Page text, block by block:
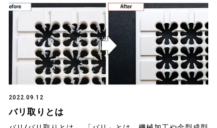
2022.09.12
バリ取りとは